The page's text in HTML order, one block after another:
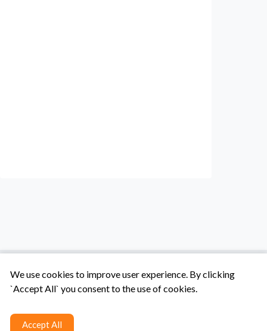
We use cookies to improve user experience. By clicking
`Accept All` you consent to the use of cookies.
Accept All